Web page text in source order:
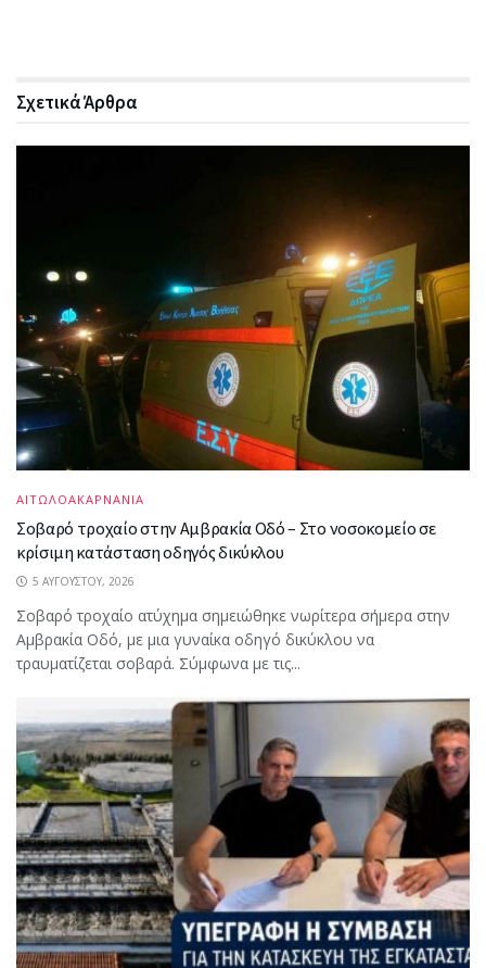
ΣχετικάΆρθρα
ΑΙΤΩΛΟΑΚΑΡΝΑΝΙΑ
Σοβαρό τροχαίο στην Αμβρακία Οδό – Στο νοσοκομείο σε
κρίσιμη κατάσταση οδηγός δικύκλου
5 ΑΥΓΟΎΣΤΟΥ, 2026
Σοβαρό τροχαίο ατύχημα σημειώθηκε νωρίτερα σήμερα στην
Αμβρακία Οδό, με μια γυναίκα οδηγό δικύκλου να
τραυματίζεται σοβαρά. Σύμφωνα με τις...